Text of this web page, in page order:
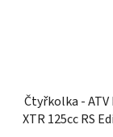
Čtyřkolka - ATV
XTR 125cc RS